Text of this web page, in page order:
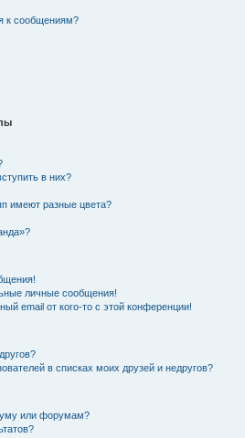
к сообщениям?
в них?
имеют разные цвета?
личные сообщения!
email от кого-то с этой конференции!
в списках моих друзей и недругов?
или форумам?